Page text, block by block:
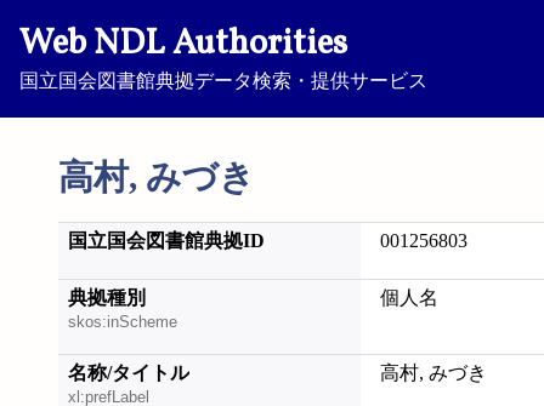
Web NDL Authorities
国立国会図書館典拠データ検索・提供サービス
高村, みづき
国立国会図書館典拠ID 001256803
典拠種別
skos:inScheme
個人名
名称/タイトル
xl:prefLabel
高村, みづき